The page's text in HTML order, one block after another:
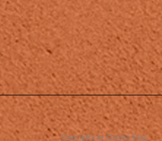
Copyrights by Claudia Klug